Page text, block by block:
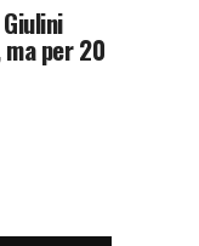
per 20